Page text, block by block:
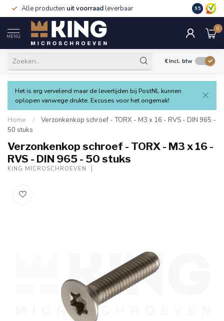
Alle producten uit voorraadleverbaar 9.5
MENU
0
€Incl. btw
Het is erg vervelend maar de levertijden bij PostNL kunnen
oplopen vanwege drukte. Excuses voor het ongemak!
Home /
Verzonkenkop schroef - TORX - M3 x 16 - RVS - DIN 965 -
50 stuks
Verzonkenkop schroef - TORX - M3 x 16 -
RVS - DIN 965 - 50 stuks
KING MICROSCHROEVEN